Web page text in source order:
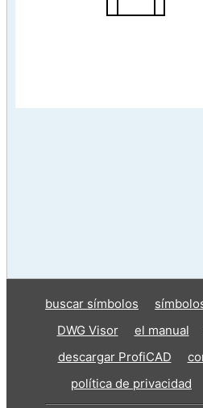
buscar símbolos
DWG Visor
el manual
descargar ProfiCAD
política de privacidad